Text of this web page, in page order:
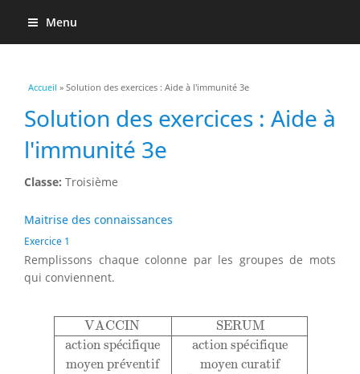
Menu
Vous êtes ici
Accueil » Solution des exercices : Aide à l'immunité 3e
Solution des exercices : Aide à
l'immunité 3e
Classe: Troisième
Maitrise des connaissances
Exercice 1
Remplissons chaque colonne par les groupes de mots
qui conviennent.
VACCIN
SERUM
action spécifique action spécifique
moyen préventif
moyen curatif
VACCINSERUMaction spécifiqueaction spécifique